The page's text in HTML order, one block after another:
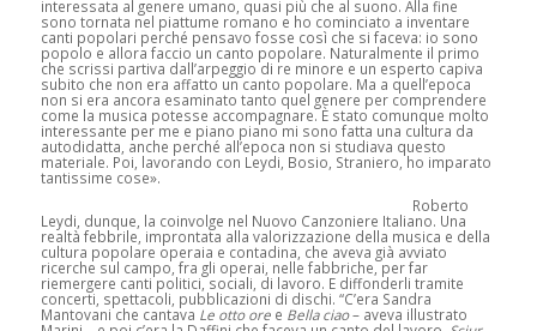
interessata al genere umano, quasi più che al suono. Alla fine
sono tornata nel piattume romano e ho cominciato a inventare
canti popolari perché pensavo fosse così che si faceva: io sono
popolo e allora faccio un canto popolare. Naturalmente il primo
che scrissi partiva dall’arpeggio di re minore e un esperto capiva
subito che non era affatto un canto popolare. Ma a quell’epoca
non si era ancora esaminato tanto quel genere per comprendere
come la musica potesse accompagnare. È stato comunque molto
interessante per me e piano piano mi sono fatta una cultura da
autodidatta, anche perché all’epoca non si studiava questo
materiale. Poi, lavorando con Leydi, Bosio, Straniero, ho imparato
tantissime cose».
Roberto
Leydi, dunque, la coinvolge nel Nuovo Canzoniere Italiano. Una
realtà febbrile, improntata alla valorizzazione della musica e della
cultura popolare operaia e contadina, che aveva già avviato
ricerche sul campo, fra gli operai, nelle fabbriche, per far
riemergere canti politici, sociali, di lavoro. E diffonderli tramite
concerti, spettacoli, pubblicazioni di dischi. “C’era Sandra
Mantovani che cantava Le otto oree Bella ciao– aveva illustrato